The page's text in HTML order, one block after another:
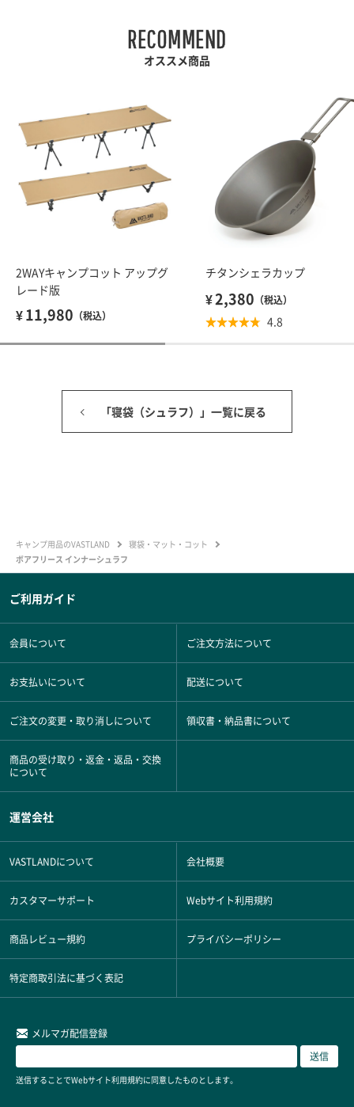
RECOMMEND
オススメ商品
2WAYキャンプコット アップグ
レード版
11,980 （税込）
チタンシェラカップ
2,380 （税込）
☆☆☆☆☆
★★★★★
「寝袋（シュラフ）」一覧に戻る
キャンプ用品のVASTLAND
寝袋・マット・コット
ボアフリース インナーシュラフ
ご利用ガイド
会員について ご注文方法について
お支払いについて 配送について
ご注文の変更・取り消しについて 領収書・納品書について
商品の受け取り・返金・返品・交換
について
運営会社
VASTLANDについて 会社概要
カスタマーサポート Webサイト利用規約
商品レビュー規約 プライバシーポリシー
特定商取引法に基づく表記
メルマガ配信登録
送信することでWebサイト利用規約に同意したものとします。